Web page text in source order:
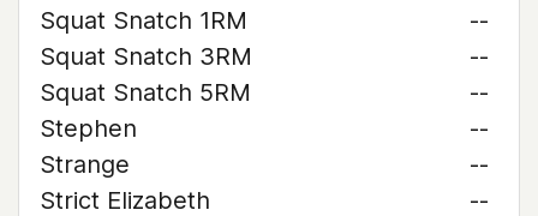
Squat Snatch 1RM
--
Squat Snatch 3RM
--
Squat Snatch 5RM
--
Stephen
--
Strange
--
Strict Elizabeth
--